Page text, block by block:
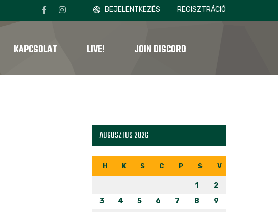
BEJELENTKEZÉS REGISZTRÁCIÓ
KAPCSOLAT LIVE! JOIN DISCORD
AUGUSZTUS 2026
H K S C P S V
1
2
3
4 5 6 7 8
9